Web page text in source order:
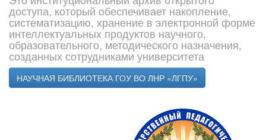
доступа, который обеспечивает накопление,
систематизацию, хранение в электронной форме
интеллектуальных продуктов научного,
образовательного, методического назначения,
созданных сотрудниками университета
НАУЧНАЯ БИБЛИОТЕКА ГОУ ВО ЛНР «ЛГПУ»